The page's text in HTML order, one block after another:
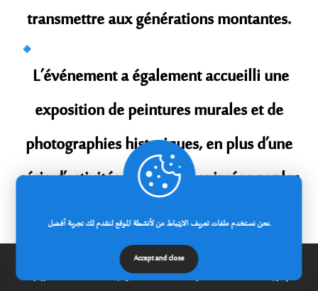
transmettre aux générations montantes.
L’événement a également accueilli une
exposition de peintures murales et de
photographies historiques, en plus d’une
série d’activités culturelles animées par les
étudiants, entre po é
2026-03-19 Activités الرئيسية عن الجامعة مدونة إتصل بنا
نحن نستخدم ملفات تعريف الارتباط من لأنشطة الموقع لنقدم لك تجربة أفضل.
Accept and close